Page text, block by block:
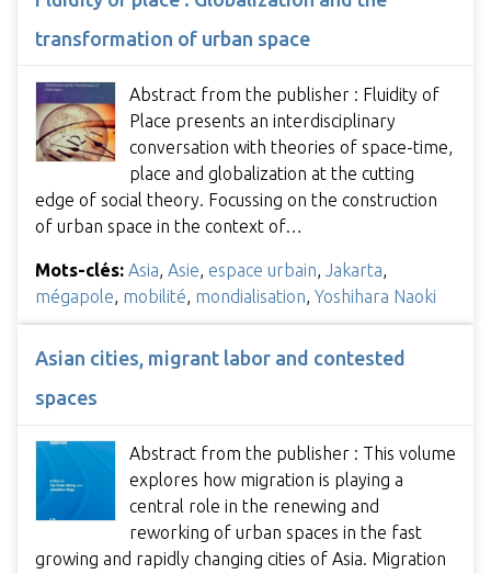
transformation of urban space
Abstract from the publisher : Fluidity of
Place presents an interdisciplinary
conversation with theories of space-time,
place and globalization at the cutting
edge of social theory. Focussing on the construction
of urban space in the context of…
Mots-clés: Asia, Asie, espace urbain, Jakarta,
mégapole, mobilité, mondialisation, Yoshihara Naoki
Asian cities, migrant labor and contested
spaces
Abstract from the publisher : This volume
explores how migration is playing a
central role in the renewing and
reworking of urban spaces in the fast
growing and rapidly changing cities of Asia. Migration